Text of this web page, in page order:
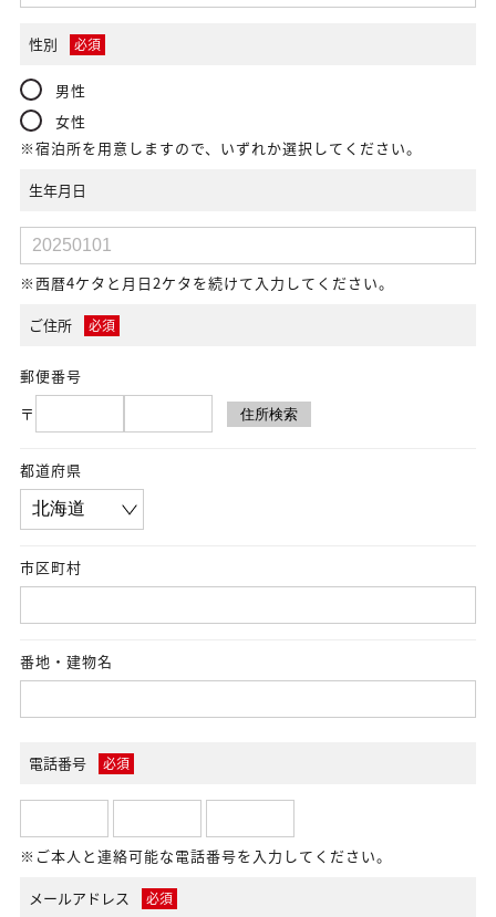
性別 必須
男性
女性
※宿泊所を用意しますので、いずれか選択してください。
生年月日
※西暦4ケタと月日2ケタを続けて入力してください。
ご住所
必須
郵便番号
〒
住所検索
都道府県
市区町村
番地・建物名
電話番号 必須
※ご本人と連絡可能な電話番号を入力してください。
メールアドレス
必須